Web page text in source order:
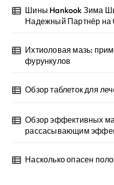
Шины Hankook Зима
Надежный Партнёр на
Ихтиоловая мазь:
фурункулов
Обзор таблеток для
Обзор эффективных
рассасывающим
Насколько опасен